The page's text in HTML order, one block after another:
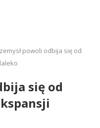
powoli odbija się od
się od